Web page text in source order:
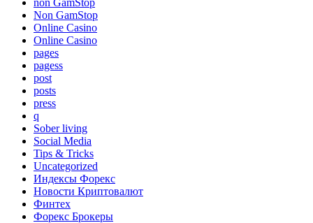
non GamStop
Non GamStop
Online Casino
Online Casino
pages
pagess
post
posts
press
q
Sober living
Social Media
Tips & Tricks
Uncategorized
Индексы Форекс
Новости Криптовалют
Финтех
Форекс Брокеры